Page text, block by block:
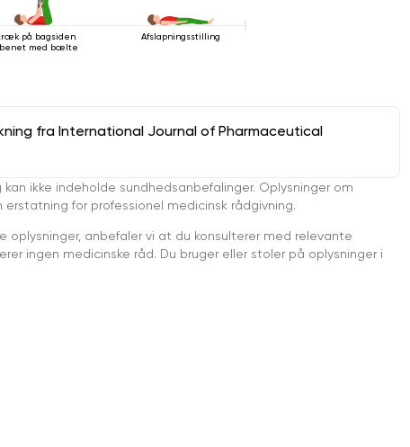
på bagsiden
med bælte
Afslapningsstilling
fra International Journal of Pharmaceutical
ikke indeholde sundhedsanbefalinger. Oplysninger om
for professionel medicinsk rådgivning.
anbefaler vi at du konsulterer med relevante
ingen medicinske råd. Du bruger eller stoler på oplysninger i